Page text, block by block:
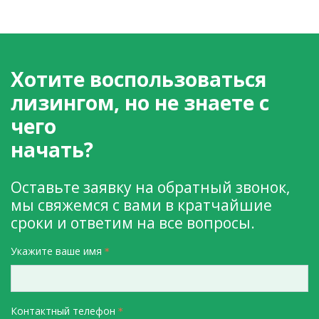
Хотите воспользоваться
лизингом, но не знаете с
чего
начать?
Оставьте заявку на обратный звонок,
мы свяжемся с вами в кратчайшие
сроки и ответим на все вопросы.
Укажите ваше имя
Контактный телефон